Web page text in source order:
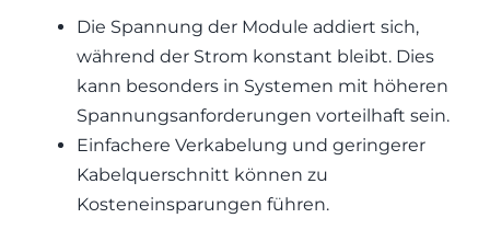
Die Spannung der Module addiert sich,
während der Strom konstant bleibt. Dies
kann besonders in Systemen mit höheren
Spannungsanforderungen vorteilhaft sein.
Einfachere Verkabelung und geringerer
Kabelquerschnitt können zu
Kosteneinsparungen führen.